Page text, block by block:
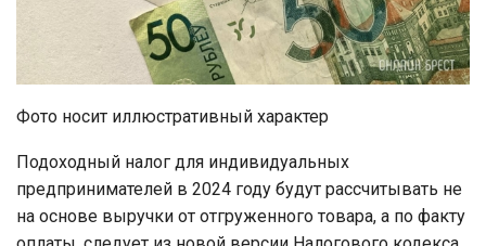
Фото носит иллюстративный характер
Подоходный налог для индивидуальных
предпринимателей в 2024 году будут рассчитывать не
на основе выручки от отгруженного товара, а по факту